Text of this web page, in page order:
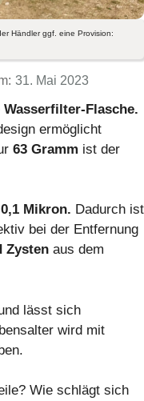
Händler ggf. eine Provision:
31. Mai 2023
Flasche.
ermöglicht
63 Gramm ist der
Mikron. Dadurch ist
bei der Entfernung
Zysten aus dem
lässt sich
wird mit
Wie schlägt sich